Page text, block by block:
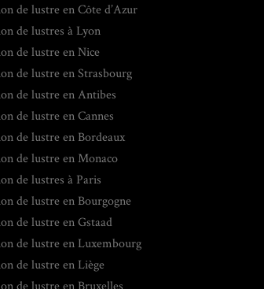
de lustre en Côte d’Azur
de lustres à Lyon
de lustre en Nice
de lustre en Strasbourg
de lustre en Antibes
de lustre en Cannes
de lustre en Bordeaux
de lustre en Monaco
de lustres à Paris
de lustre en Bourgogne
de lustre en Gstaad
de lustre en Luxembourg
de lustre en Liège